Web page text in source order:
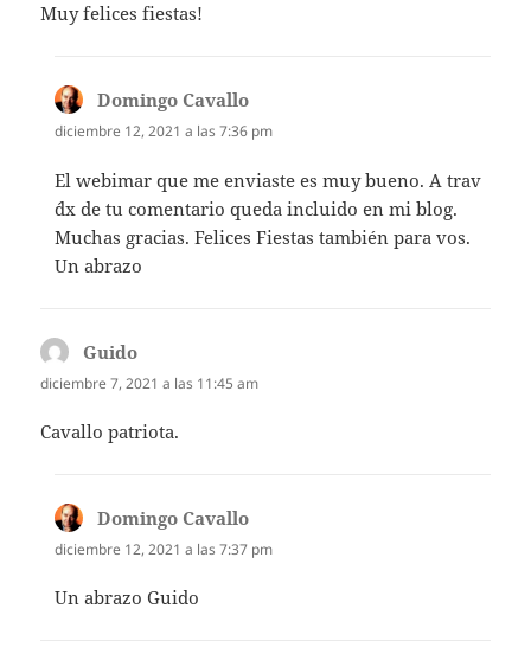
Muy felices fiestas!
Domingo Cavallo
diciembre 12, 2021 a las 7:36 pm
El webimar que me enviaste es muy bueno. A trav
´dx de tu comentario queda incluido en mi blog.
Muchas gracias. Felices Fiestas también para vos.
Un abrazo
Guido
diciembre 7, 2021 a las 11:45 am
Cavallo patriota.
Domingo Cavallo
diciembre 12, 2021 a las 7:37 pm
Un abrazo Guido